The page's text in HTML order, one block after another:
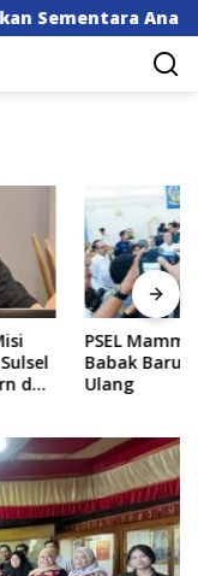
Anaknya
Masuki
Bakal Dilelang